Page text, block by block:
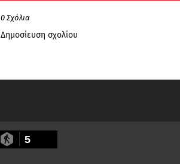
0 Σχόλια
Δημοσίευση σχολίου
5